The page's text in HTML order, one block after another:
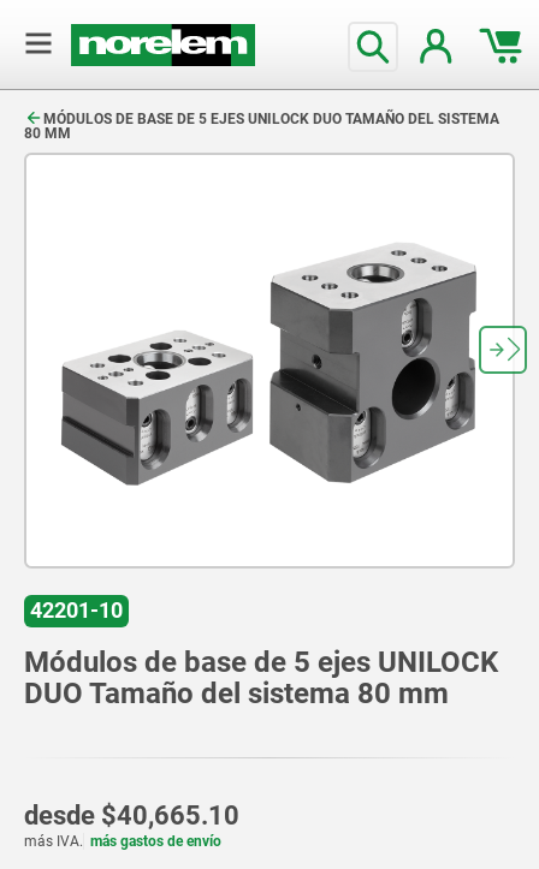
MÓDULOS DE BASE DE 5 EJES UNILOCK DUO TAMAÑO DEL SISTEMA
80 MM
42201-10
Módulos de base de 5 ejes UNILOCK
DUO Tamaño del sistema 80 mm
desde $40,665.10
más IVA. más gastos de envío